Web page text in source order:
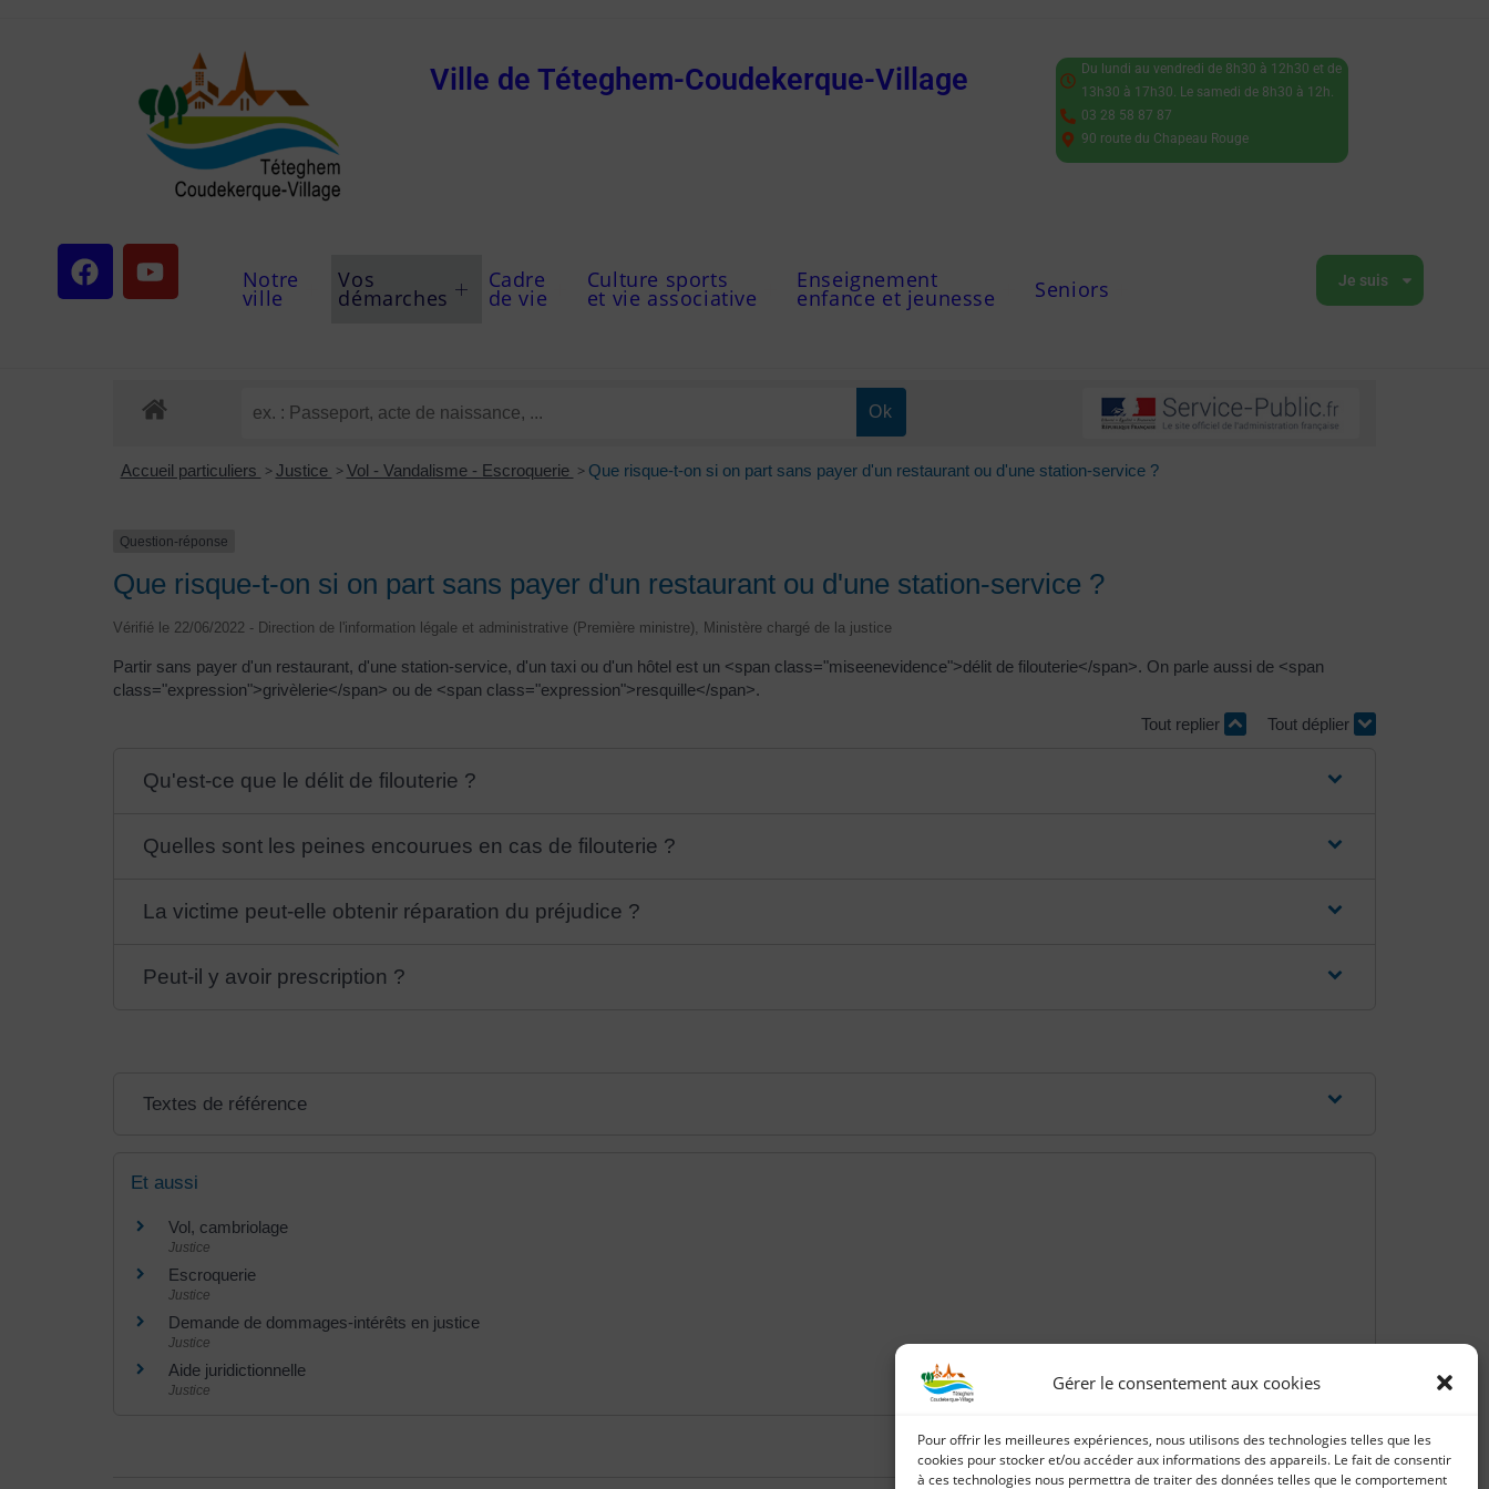
Gérer le consentement aux cookies
Pour offrir les meilleures expériences, nous utilisons des technologies telles que les
cookies pour stocker et/ou accéder aux informations des appareils. Le fait de consentir
à ces technologies nous permettra de traiter des données telles que le comportement
Ville de Téteghem-Coudekerque-Village
Du lundi au vendredi de 8h30 à 12h30 et de
13h30 à 17h30. Le samedi de 8h30 à 12h.
03 28 58 87 87
90 route du Chapeau Rouge
Notre
ville
Vos
démarches
Cadre
de vie
Culture sports
et vie associative
Enseignement
enfance et jeunesse Seniors Je suis
Accueil particuliers > Justice > Vol - Vandalisme - Escroquerie > Que risque-t-on si on part sans payer d'un restaurant ou d'une station-service ?
Question-réponse
Que risque-t-on si on part sans payer d'un restaurant ou d'une station-service ?
Vérifié le 22/06/2022 - Direction de l'information légale et administrative (Première ministre), Ministère chargé de la justice
Partir sans payer d'un restaurant, d'une station-service, d'un taxi ou d'un hôtel est un <span class="miseenevidence">délit de filouterie</span>. On parle aussi de <span
class="expression">grivèlerie</span> ou de <span class="expression">resquille</span>.
Tout replier
Tout déplier
Qu'est-ce que le délit de filouterie ?
Quelles sont les peines encourues en cas de filouterie ?
La victime peut-elle obtenir réparation du préjudice ?
Peut-il y avoir prescription ?
Textes de référence
Et aussi
Vol, cambriolage
Justice
Escroquerie
Justice
Demande de dommages-intérêts en justice
Justice
Aide juridictionnelle
Justice